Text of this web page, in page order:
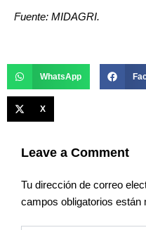
Fuente: MIDAGRI.
WhatsApp
X
Leave a Comment
Tu dirección de correo
campos obligatorios están